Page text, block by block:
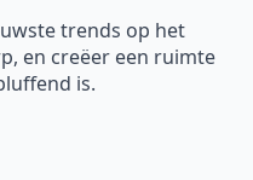
trends op het
en creëer een ruimte
is.